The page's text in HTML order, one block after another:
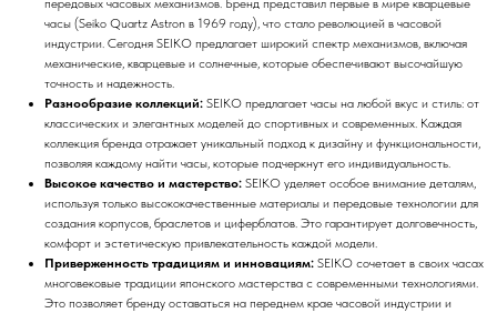
передовых часовых механизмов. Бренд представил первые в мире кварцевые
часы (Seiko Quartz Astron в 1969 году), что стало революцией в часовой
индустрии. Сегодня SEIKO предлагает широкий спектр механизмов, включая
механические, кварцевые и солнечные, которые обеспечивают высочайшую
точность и надежность.
Разнообразие коллекций: SEIKO предлагает часы на любой вкус и стиль: от
классических и элегантных моделей до спортивных и современных. Каждая
коллекция бренда отражает уникальный подход к дизайну и функциональности,
позволяя каждому найти часы, которые подчеркнут его индивидуальность.
Высокое качество и мастерство: SEIKO уделяет особое внимание деталям,
используя только высококачественные материалы и передовые технологии для
создания корпусов, браслетов и циферблатов. Это гарантирует долговечность,
комфорт и эстетическую привлекательность каждой модели.
Приверженность традициям и инновациям: SEIKO сочетает в своих часах
многовековые традиции японского мастерства с современными технологиями.
Это позволяет бренду оставаться на переднем крае часовой индустрии и